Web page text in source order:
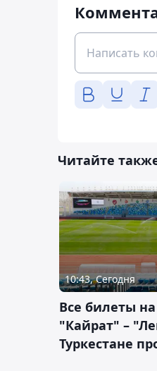
Читайте
10:43, Сегодня
Все билеты
"Кайрат" –
Туркестане